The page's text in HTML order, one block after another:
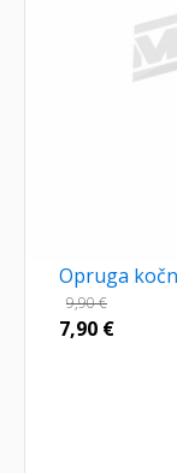
Opruga
9,90€
7,90 €